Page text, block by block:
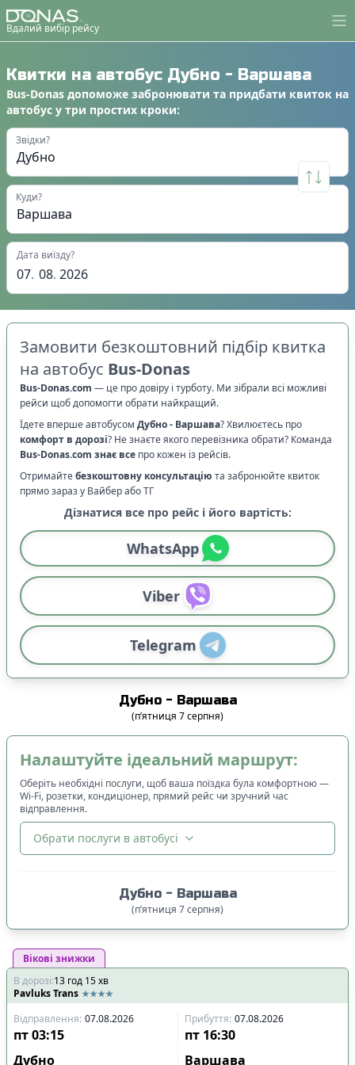
Вдалий вибір рейсу
Квитки на автобус Дубно - Варшава
Bus-Donas допоможе забронювати та придбати квиток на
автобус у три простих кроки:
Звідки?
Куди?
Дата виїзду?
07. 08. 2026
Замовити безкоштовний підбір квитка
на автобус Bus-Donas
Bus-Donas.com — це про довіру і турботу. Ми зібрали всі можливі
рейси щоб допомогти обрати найкращий.
Їдете вперше автобусом Дубно- Варшава? Хвилюєтесь про
комфорт в дорозі? Не знаєте якого перевізника обрати? Команда
Bus-Donas.com знає все про кожен із рейсів.
Отримайтебезкоштовну консультацію та забронюйте квиток
прямо зараз у Вайбер або ТГ
Дізнатися все про рейс і його вартість:
WhatsApp
Viber
Telegram
Дубно - Варшава
(п’ятниця 7серпня)
Налаштуйте ідеальний маршрут:
Оберіть необхідні послуги, щоб ваша поїздка була комфортною —
Wi-Fi, розетки, кондиціонер, прямий рейс чи зручний час
відправлення.
Обрати послуги в автобусі
Спочатку дешевші
Час відправлення
Спочатку ранні
Спочатку вечірні
Час прибуття
Дубно - Варшава
(п’ятниця 7серпня)
Вікові знижки
В дорозі:13 год 15хв
Pavluks Trans
Відправлення: 07.08.2026 Прибуття: 07.08.2026
пт03:15 пт 16:30
Дубно
Варшава